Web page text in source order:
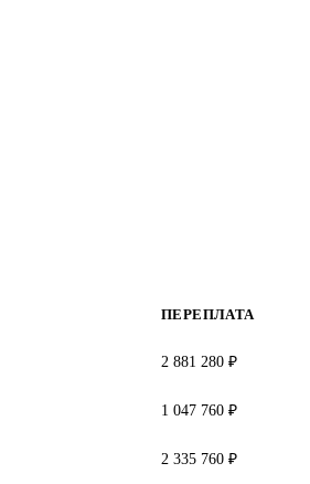
ПЕРЕПЛАТА
2 881 280 ₽
1 047 760 ₽
2 335 760 ₽